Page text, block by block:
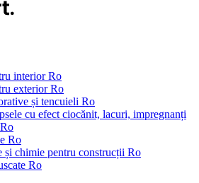
interior Ro
exterior Ro
și tencuieli Ro
cu efect ciocănit, lacuri, impregnanți
Ro
și chimie pentru construcții Ro
Ro